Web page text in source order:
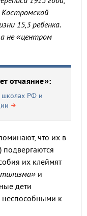
Костромской
15,3 ребенка.
не «центром
отчаяние»:
школах РФ и
что их в
их клеймят
и
дети
к